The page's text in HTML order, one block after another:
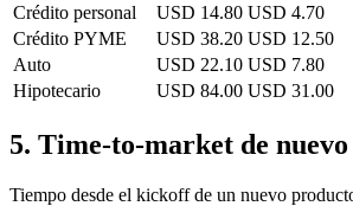
Crédito personal
USD 14.80 USD 4.70
Crédito PYME
USD 38.20 USD 12.50
Auto
USD 22.10 USD 7.80
Hipotecario
USD 84.00 USD 31.00
5. Time-to-market de
Tiempo desde el kickoff de un nuevo